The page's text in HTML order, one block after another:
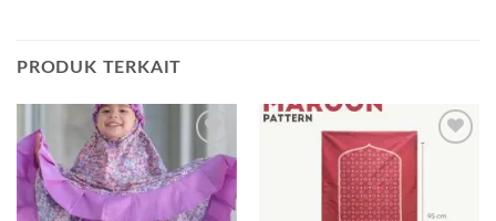
PRODUK TERKAIT
Add to
wishlist